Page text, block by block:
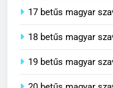
17 betűs magyar
18 betűs magyar
19 betűs magyar